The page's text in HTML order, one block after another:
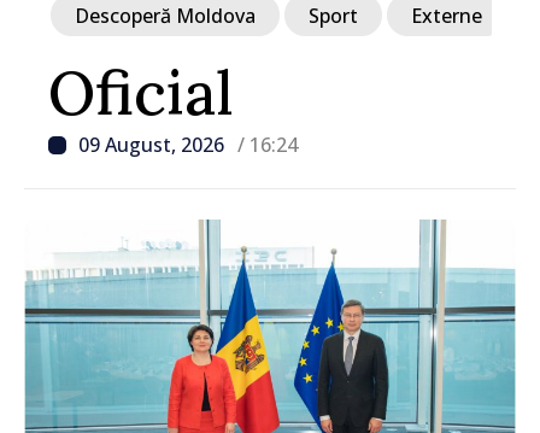
Oficial
09 August, 2026 / 16:24
Descoperă Moldova Sport Externe